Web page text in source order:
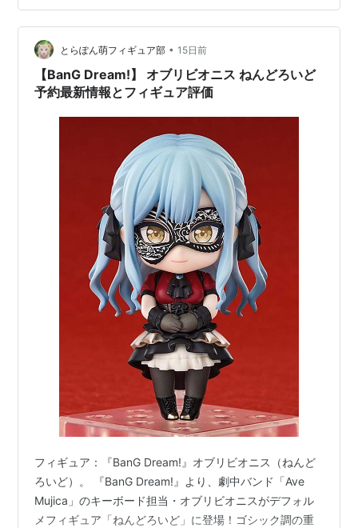
くだからライブの前に見てこようと思い立った。『証命
讃歌』はライブで初披露になるはずなのでそういう意味
でも先に見てきたらテンションが上がるに違いないし、
出てくる場所も一度『BanG Drea…
とらぽん萌フィギュア部 • 15日前
【BanG Dream!】 オブリビオニス ねんどろいど
予約最新情報とフィギュア評価
フィギュア：『BanG Dream!』オブリビオニス（ねんど
ろいど）。 『BanG Dream!』より、劇中バンド「Ave
Mujica」のキーボード担当・オブリビオニスがデフォル
メフィギュア「ねんどろいど」に登場！ゴシック調の重